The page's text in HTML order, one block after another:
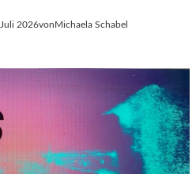
2026von Michaela Schabel